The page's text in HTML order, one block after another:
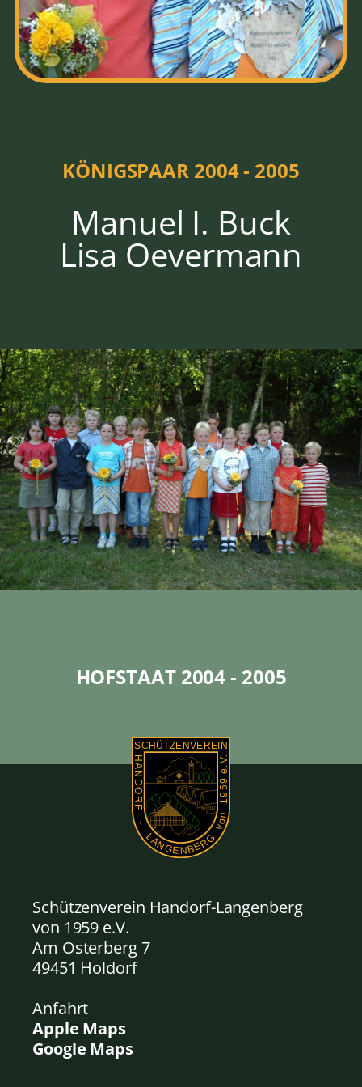
KÖNIGSPAAR 2004 - 2005
Manuel I. Buck
Lisa Oevermann
HOFSTAAT
HOFSTAAT 2004 - 2005
Schützenverein Handorf-Langenberg
von 1959 e.V.
Am Osterberg 7
49451 Holdorf
Anfahrt
Apple Maps
Google Maps